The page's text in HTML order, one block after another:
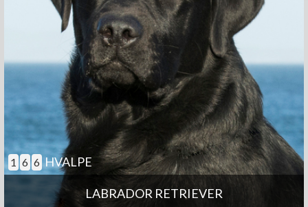
LABRADOR RETRIEVER
1 6 6 HVALPE